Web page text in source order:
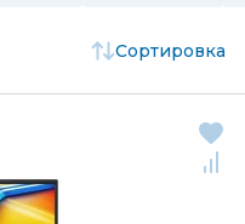
Сортировка